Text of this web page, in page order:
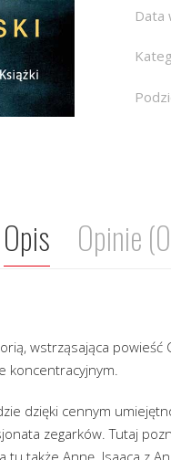
Data
Opis Opinie
wstrząsająca powieść
koncentracyjnym.
dzięki cennym
zegarków. Tutaj
także Annę. Isaaca z